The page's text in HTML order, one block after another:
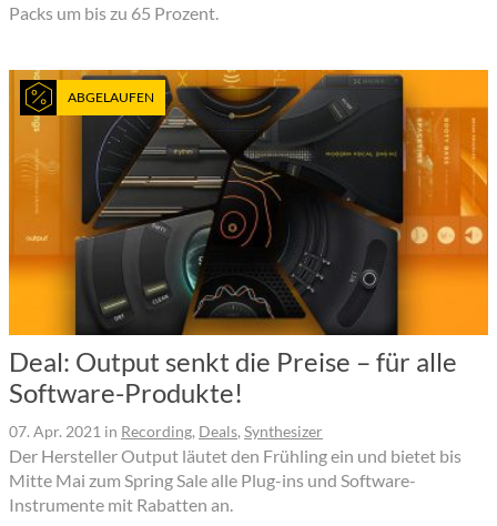
Packs um bis zu 65 Prozent.
ABGELAUFEN
Deal: Output senkt die Preise – für alle
Software-Produkte!
07. Apr. 2021 in Recording, Deals, Synthesizer
Der Hersteller Output läutet den Frühling ein und bietet bis
Mitte Mai zum Spring Sale alle Plug-ins und Software-
Instrumente mit Rabatten an.